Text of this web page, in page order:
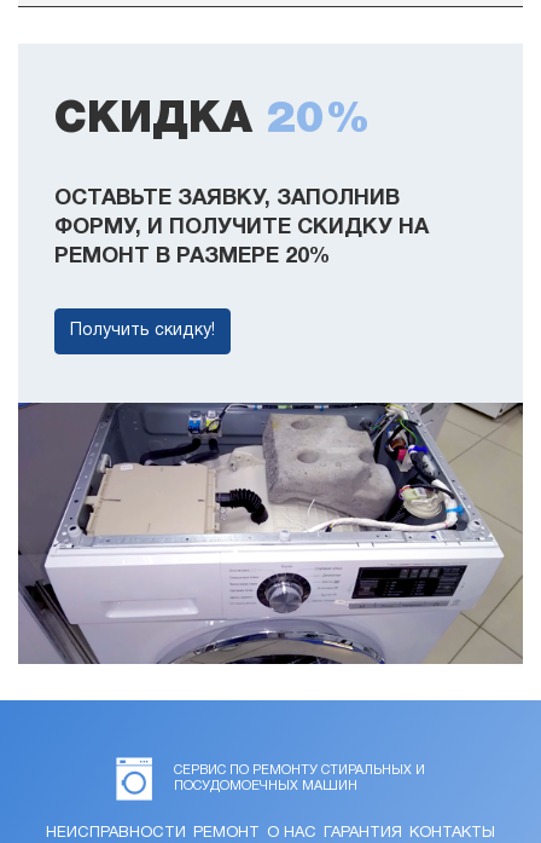
СКИДКА 20%
ОСТАВЬТЕ ЗАЯВКУ, ЗАПОЛНИВ
ФОРМУ, И ПОЛУЧИТЕ СКИДКУ НА
РЕМОНТ В РАЗМЕРЕ 20%
Получить скидку!
СЕРВИС ПО РЕМОНТУ СТИРАЛЬНЫХ И
ПОСУДОМОЕЧНЫХ МАШИН
НЕИСПРАВНОСТИ РЕМОНТ О НАС ГАРАНТИЯ КОНТАКТЫ